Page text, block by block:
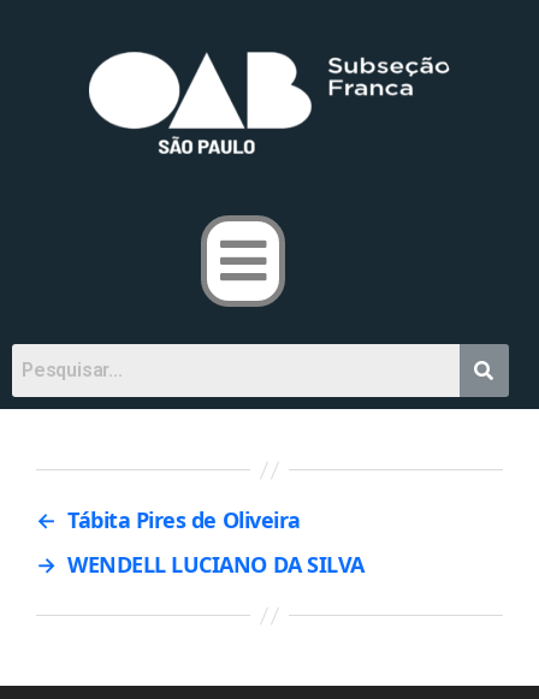
← Tábita Pires de Oliveira
→ WENDELL LUCIANO DA SILVA